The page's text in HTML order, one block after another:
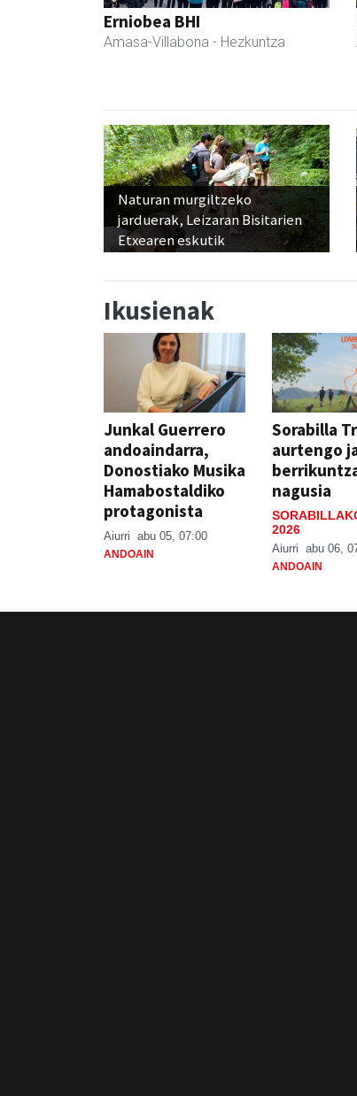
Erniobea BHI
Amasa-Villabona - Hezkuntza
Naturan murgiltzeko
jarduerak, Leizaran Bisitarien
Etxearen eskutik
Ikusienak
Junkal Guerrero
andoaindarra,
Donostiako Musika
Hamabostaldiko
protagonista
Aiurri abu 05, 07:00
ANDOAIN
Sorabilla
aurtengo
nagusia
2026
Aiurri abu 06,
ANDOAIN